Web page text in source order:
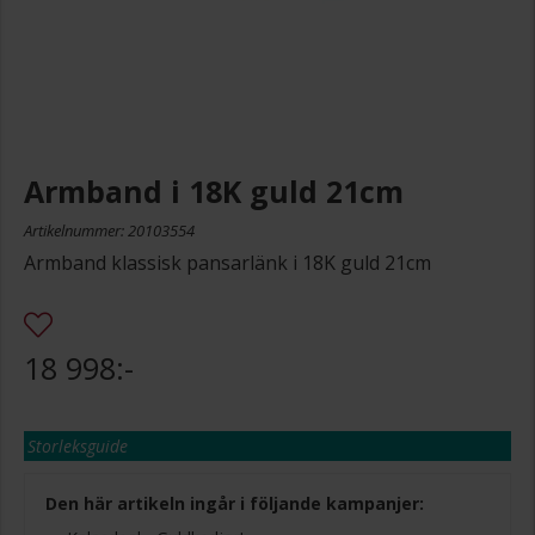
Armband i 18K guld 21cm
Artikelnummer: 20103554
Armband klassisk pansarlänk i 18K guld 21cm
18 998:-
Storleksguide
Den här artikeln ingår i följande kampanjer: